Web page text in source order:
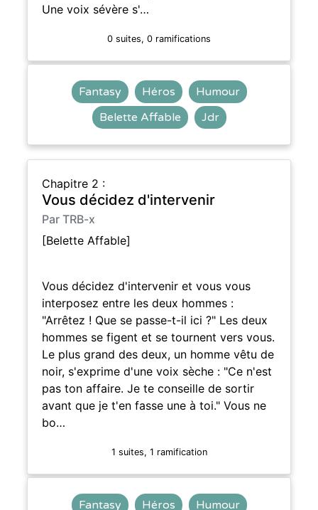
Une voix sévère s'…
0 suites, 0 ramifications
Fantasy Héros
Humour
Belette Affable
Jdr
Chapitre 2 :
Vous décidez d'intervenir
Par TRB-x
[Belette Affable]
Vous décidez d'intervenir et vous vous
interposez entre les deux hommes :
"Arrêtez ! Que se passe-t-il ici ?" Les deux
hommes se figent et se tournent vers vous.
Le plus grand des deux, un homme vêtu de
noir, s'exprime d'une voix sèche : "Ce n'est
pas ton affaire. Je te conseille de sortir
avant que je t'en fasse une à toi." Vous ne
bo…
1 suites, 1 ramification
Fantasy Héros Humour